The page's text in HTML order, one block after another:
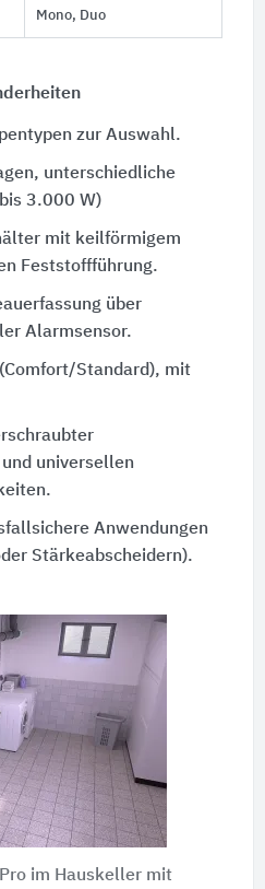
Mono, Duo
zur Auswahl.
unterschiedliche
3.000 W)
mit keilförmigem
Feststoffführung.
über
Alarmsensor.
Standard), mit
universellen
Anwendungen
Stärkeabscheidern).
im Hauskeller mit